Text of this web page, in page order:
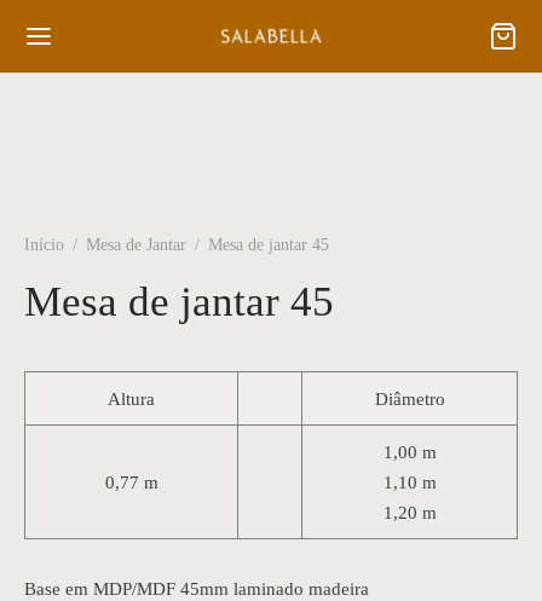
Início / Mesa de Jantar / Mesa de jantar 45
Mesa de jantar 45
Altura Diâmetro
0,77 m
1,00 m
1,10 m
1,20 m
Base em MDP/MDF 45mm laminado madeira